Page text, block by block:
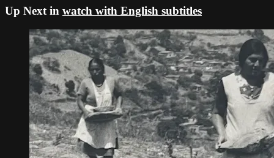
Up Next in watch with English subtitles